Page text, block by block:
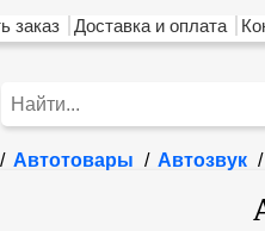
заказ Доставка и оплата
/ Автотовары / Автозвук /